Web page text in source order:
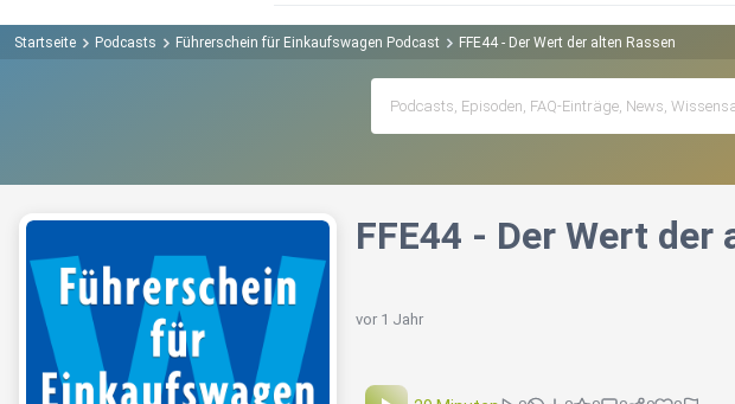
Startseite Podcasts Führerschein für Einkaufswagen Podcast FFE44 - Der Wert der alten Rassen
FFE44 - Der Wert der
vor 1 Jahr